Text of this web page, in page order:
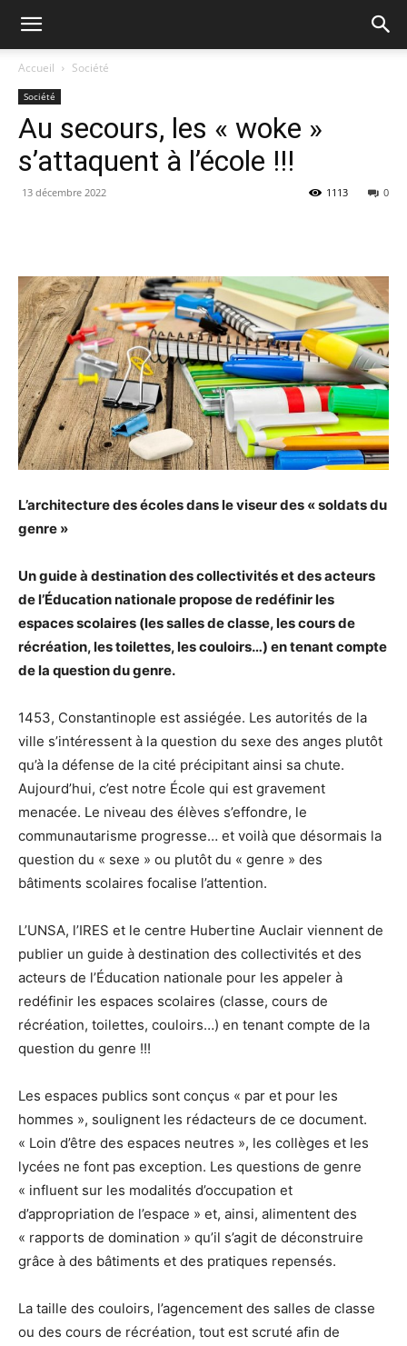
Accueil Société
Société
Au secours, les « woke »
s’attaquent à l’école !!!
13 décembre 2022 0
1113
L’architecture des écoles dans le viseur des « soldats du
genre »
Un guide à destination des collectivités et des acteurs
de l’Éducation nationale propose de redéfinir les
espaces scolaires (les salles de classe, les cours de
récréation, les toilettes, les couloirs…) en tenant compte
de la question du genre.
1453, Constantinople est assiégée. Les autorités de la
ville s’intéressent à la question du sexe des anges plutôt
qu’à la défense de la cité précipitant ainsi sa chute.
Aujourd’hui, c’est notre École qui est gravement
menacée. Le niveau des élèves s’effondre, le
communautarisme progresse… et voilà que désormais la
question du « sexe » ou plutôt du « genre » des
bâtiments scolaires focalise l’attention.
L’UNSA, l’IRES et le centre Hubertine Auclair viennent de
publier un guide à destination des collectivités et des
acteurs de l’Éducation nationale pour les appeler à
redéfinir les espaces scolaires (classe, cours de
récréation, toilettes, couloirs…) en tenant compte de la
question du genre !!!
Les espaces publics sont conçus « par et pour les
hommes », soulignent les rédacteurs de ce document.
« Loin d’être des espaces neutres », les collèges et les
lycées ne font pas exception. Les questions de genre
« influent sur les modalités d’occupation et
d’appropriation de l’espace » et, ainsi, alimentent des
« rapports de domination » qu’il s’agit de déconstruire
grâce à des bâtiments et des pratiques repensés.
La taille des couloirs, l’agencement des salles de classe
ou des cours de récréation, tout est scruté afin de